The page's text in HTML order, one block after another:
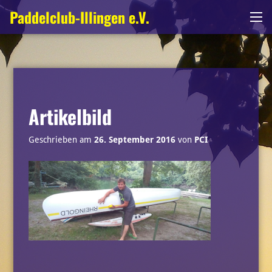
Zum
Inhalt
springen
Paddelclub-Illingen e.V.
Artikelbild
Geschrieben am 26. September 2016von PCI